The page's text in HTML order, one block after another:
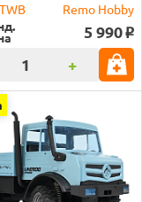
Remo Hobby
5 990 o
+